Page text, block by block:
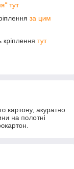
тут
за цим
кріплення тут
картону, акуратно
на полотні